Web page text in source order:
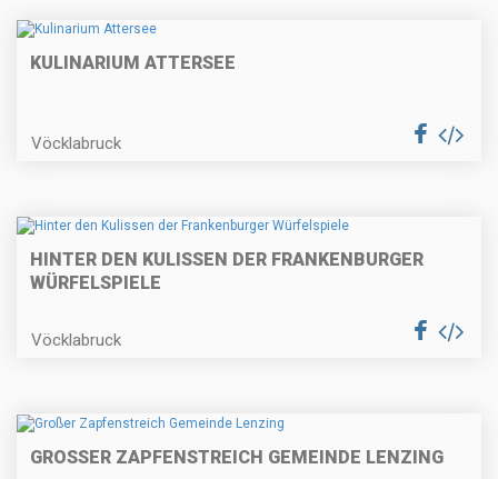
KULINARIUM ATTERSEE
Vöcklabruck
HINTER DEN KULISSEN DER FRANKENBURGER
WÜRFELSPIELE
Vöcklabruck
GROSSER ZAPFENSTREICH GEMEINDE LENZING